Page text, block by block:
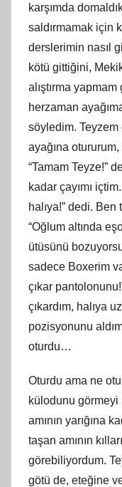
karşımda
saldırmamak için
derslerimin nasıl
kötü gittiğini,
alıştırma
herzaman
söyledim. Teyzem
ayağına
“Tamam Teyze!”
kadar çayımı
halıya!” dedi. Ben
“Oğlum altında
ütüsünü
sadece Boxerim
çıkar
çıkardım, halıya
pozisyonunu
oturdu…
Oturdu ama ne
külodunu görmeyi
amının yarığına
taşan amının
görebiliyordum.
götü de, eteğine